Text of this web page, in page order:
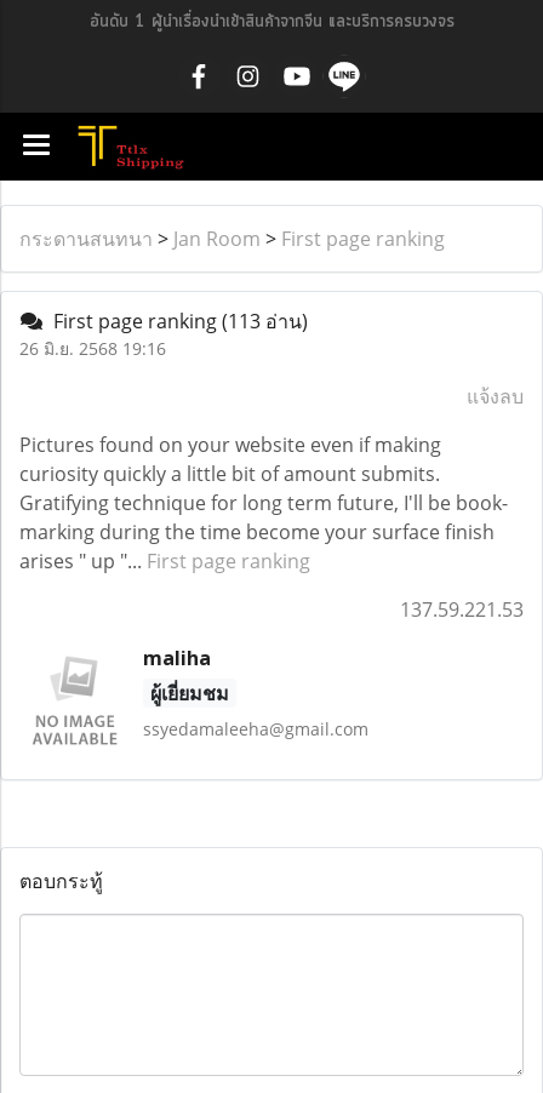
อันดับ 1 ผู้นำเรื่องนำเข้าสินค้าจากจีน และบริการครบวงจร
กระดานสนทนา > Jan Room > First page ranking
First page ranking(113 อ่าน)
26 มิ.ย. 2568 19:16
แจ้งลบ
Pictures found on your website even if making
curiosity quickly a little bit of amount submits.
Gratifying technique for long term future, I'll be book-
marking during the time become your surface finish
arises " up "... First page ranking
137.59.221.53
maliha
ผู้เยี่ยมชม
ssyedamaleeha@gmail.com
ตอบกระทู้